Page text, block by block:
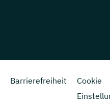
Barrierefreiheit
Cookie